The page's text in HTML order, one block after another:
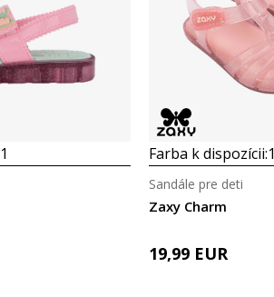
1 Farba k dispozícii:1
Zaxy Charm
Sandále pre deti
19,99 EUR